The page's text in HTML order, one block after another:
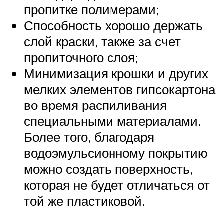
пропитке полимерами;
Способность хорошо держать
слой краски, также за счет
пропиточного слоя;
Минимизация крошки и других
мелких элементов гипсокартона
во время распиливания
специальными материалами.
Более того, благодаря
водоэмульсионному покрытию
можно создать поверхность,
которая не будет отличаться от
той же пластиковой.